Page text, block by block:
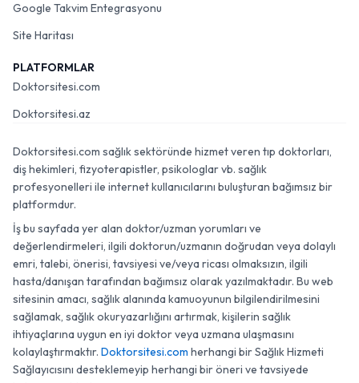
Google Takvim Entegrasyonu
Site Haritası
PLATFORMLAR
Doktorsitesi.com
Doktorsitesi.az
Doktorsitesi.com sağlık sektöründe hizmet veren tıp doktorları,
diş hekimleri, fizyoterapistler, psikologlar vb. sağlık
profesyonelleri ile internet kullanıcılarını buluşturan bağımsız bir
platformdur.
İş bu sayfada yer alan doktor/uzman yorumları ve
değerlendirmeleri, ilgili doktorun/uzmanın doğrudan veya dolaylı
emri, talebi, önerisi, tavsiyesi ve/veya ricası olmaksızın, ilgili
hasta/danışan tarafından bağımsız olarak yazılmaktadır. Bu web
sitesinin amacı, sağlık alanında kamuoyunun bilgilendirilmesini
sağlamak, sağlık okuryazarlığını artırmak, kişilerin sağlık
ihtiyaçlarına uygun en iyi doktor veya uzmana ulaşmasını
kolaylaştırmaktır. Doktorsitesi.com herhangi bir Sağlık Hizmeti
Sağlayıcısını desteklemeyip herhangi bir öneri ve tavsiyede